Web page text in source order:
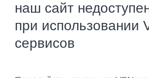
наш сайт
при использовании
сервисов